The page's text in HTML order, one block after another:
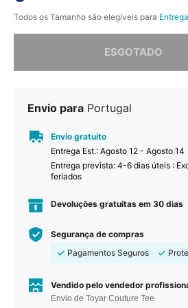
Todos os Tamanho são elegíveis para
ESGOTADO
Envio para Portugal
Envio gratuito
Entrega Est.: Agosto 12 - Agosto 14
Entrega prevista: 4-6 dias úteis :
feriados
Devoluções gratuitas em 30 dias
Segurança de compras
Pagamentos Seguros
Vendido pelo vendedor
Envio de Toyar Couture Tee